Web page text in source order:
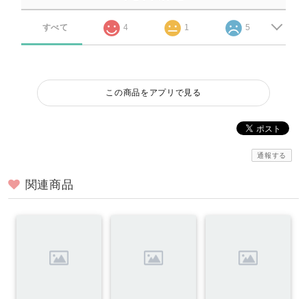
すべて 4 1 5
この商品をアプリで見る
通報する
関連商品